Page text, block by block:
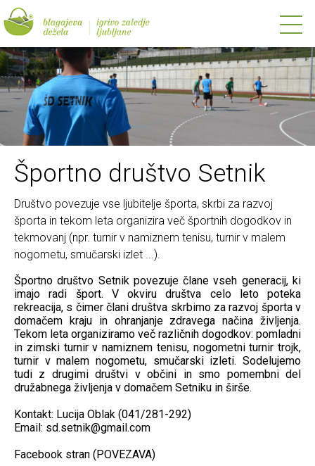
Športno društvo Setnik
Društvo povezuje vse ljubitelje športa, skrbi za razvoj
športa in tekom leta organizira več športnih dogodkov in
tekmovanj (npr. turnir v namiznem tenisu, turnir v malem
nogometu, smučarski izlet ...).
Športno društvo Setnik povezuje člane vseh generacij, ki
imajo radi šport. V okviru društva celo leto poteka
rekreacija, s čimer člani društva skrbimo za razvoj športa v
domačem kraju in ohranjanje zdravega načina življenja.
Tekom leta organiziramo več različnih dogodkov: pomladni
in zimski turnir v namiznem tenisu, nogometni turnir trojk,
turnir v malem nogometu, smučarski izleti. Sodelujemo
tudi z drugimi društvi v občini in smo pomembni del
družabnega življenja v domačem Setniku in širše.
Kontakt: Lucija Oblak (041/281-292)
Email: sd.setnik@gmail.com
Facebook stran (POVEZAVA)